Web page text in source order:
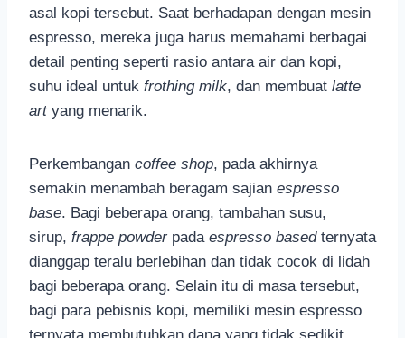
asal kopi tersebut. Saat berhadapan dengan mesin
espresso, mereka juga harus memahami berbagai
detail penting seperti rasio antara air dan kopi,
suhu ideal untuk frothing milk, dan membuat latte
artyang menarik.
Perkembangan coffee shop, pada akhirnya
semakin menambah beragam sajian espresso
base. Bagi beberapa orang, tambahan susu,
sirup, frappe powder pada espresso basedternyata
dianggap teralu berlebihan dan tidak cocok di lidah
bagi beberapa orang. Selain itu di masa tersebut,
bagi para pebisnis kopi, memiliki mesin espresso
ternyata membutuhkan dana yang tidak sedikit.